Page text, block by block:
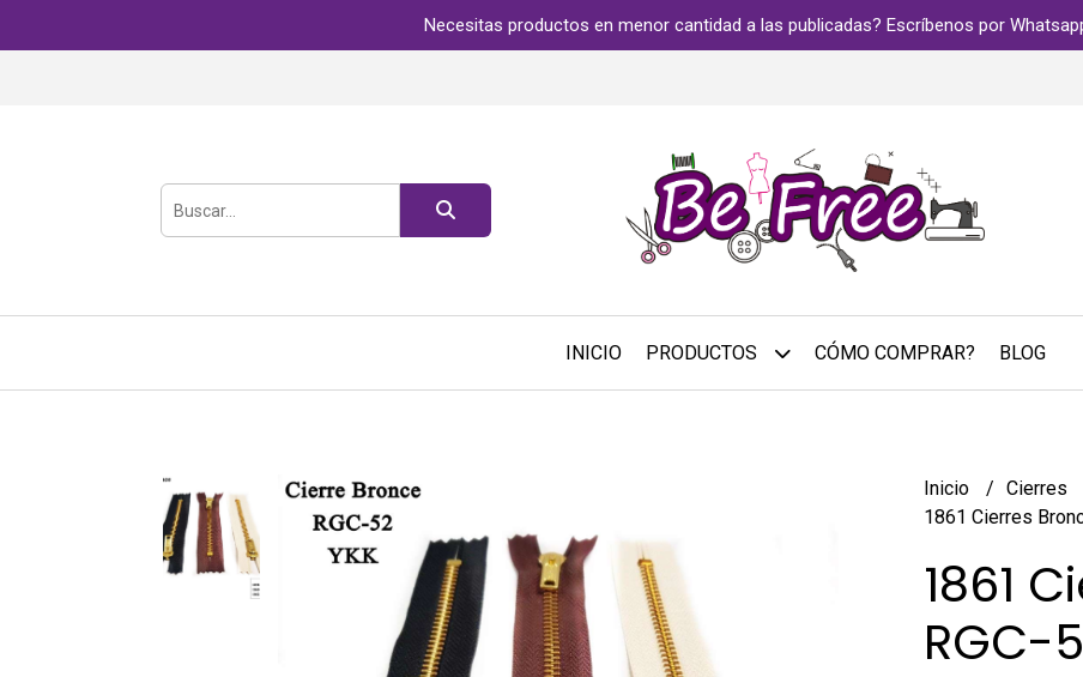
Necesitas productos en menor cantidad a las publicadas? Escríbenos por
INICIO PRODUCTOS CÓMO COMPRAR? BLOG
Inicio Cierres
1861 Cierres
1861
RGC-